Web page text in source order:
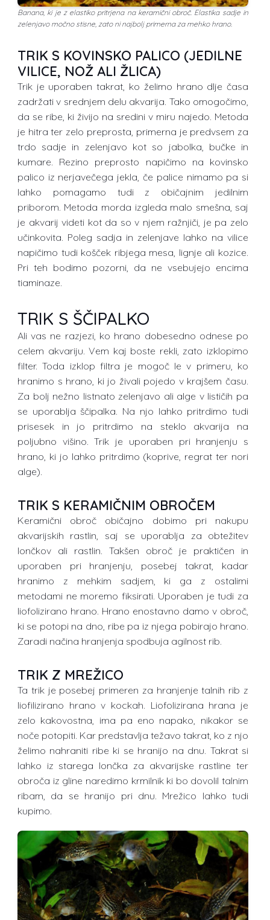
Banana, ki je z elastiko pritrjena na keramični obroč. Elastika sadje in
zelenjavo močno stisne, zato ni najbolj primerna za mehko hrano.
TRIK S KOVINSKO PALICO (JEDILNE
VILICE, NOŽ ALI ŽLICA)
Trik je uporaben takrat, ko želimo hrano dlje časa
zadržati v srednjem delu akvarija. Tako omogočimo,
da se ribe, ki živijo na sredini v miru najedo. Metoda
je hitra ter zelo preprosta, primerna je predvsem za
trdo sadje in zelenjavo kot so jabolka, bučke in
kumare. Rezino preprosto napičimo na kovinsko
palico iz nerjavečega jekla, če palice nimamo pa si
lahko pomagamo tudi z običajnim jedilnim
priborom. Metoda morda izgleda malo smešna, saj
je akvarij videti kot da so v njem ražnjiči, je pa zelo
učinkovita. Poleg sadja in zelenjave lahko na vilice
napičimo tudi košček ribjega mesa, lignje ali kozice.
Pri teh bodimo pozorni, da ne vsebujejo encima
tiaminaze.
TRIK S ŠČIPALKO
Ali vas ne razjezi, ko hrano dobesedno odnese po
celem akvariju. Vem kaj boste rekli, zato izklopimo
filter. Toda izklop filtra je mogoč le v primeru, ko
hranimo s hrano, ki jo živali pojedo v krajšem času.
Za bolj nežno listnato zelenjavo ali alge v lističih pa
se uporablja ščipalka. Na njo lahko pritrdimo tudi
prisesek in jo pritrdimo na steklo akvarija na
poljubno višino. Trik je uporaben pri hranjenju s
hrano, ki jo lahko pritrdimo (koprive, regrat ter nori
alge).
TRIK S KERAMIČNIM OBROČEM
Keramični obroč običajno dobimo pri nakupu
akvarijskih rastlin, saj se uporablja za obtežitev
lončkov ali rastlin. Takšen obroč je praktičen in
uporaben pri hranjenju, posebej takrat, kadar
hranimo z mehkim sadjem, ki ga z ostalimi
metodami ne moremo fiksirati. Uporaben je tudi za
liofolizirano hrano. Hrano enostavno damo v obroč,
ki se potopi na dno, ribe pa iz njega pobirajo hrano.
Zaradi načina hranjenja spodbuja agilnost rib.
TRIK Z MREŽICO
Ta trik je posebej primeren za hranjenje talnih rib z
liofilizirano hrano v kockah. Liofolizirana hrana je
zelo kakovostna, ima pa eno napako, nikakor se
noče potopiti. Kar predstavlja težavo takrat, ko z njo
želimo nahraniti ribe ki se hranijo na dnu. Takrat si
lahko iz starega lončka za akvarijske rastline ter
obroča iz gline naredimo krmilnik ki bo dovolil talnim
ribam, da se hranijo pri dnu. Mrežico lahko tudi
kupimo.